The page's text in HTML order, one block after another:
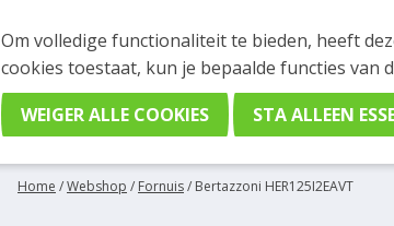
WEBSHOP BESTELLINGEN
Je kan tijdelijk geen bestelling plaatsen. Wil
Home /Webshop / Fornuis/ Bertazzoni HER125I2EAVT
Om volledige functionaliteit te bieden, heeft
cookies toestaat, kun je bepaalde functies van